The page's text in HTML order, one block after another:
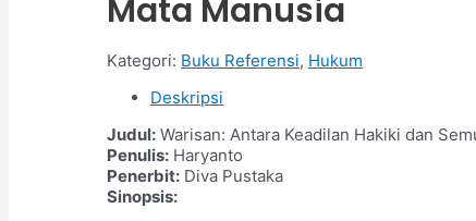
Mata Manusia
Kategori: Buku Referensi, Hukum
Deskripsi
Judul: Warisan: Antara Keadilan Hakiki dan
Penulis: Haryanto
Penerbit: Diva Pustaka
Sinopsis: